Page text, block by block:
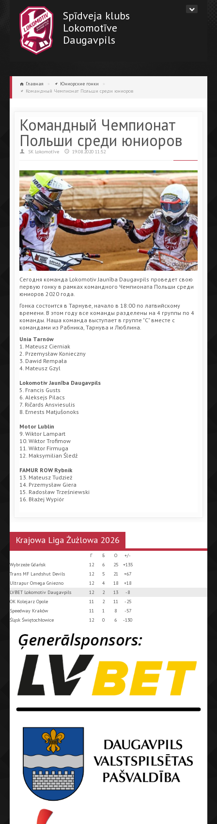
Spīdveja klubs
Lokomotīve
Daugavpils
Главная » Юниорские гонки
»
Командный Чемпионат Польши среди юниоров
Командный Чемпионат
Польши среди юниоров
SK Lokomotīve 19.08.2020 11:52
Сегодня команда Lokomotiv Jaunība Daugavpils проведет свою
первую гонку в рамках командного Чемпионата Польши среди
юниоров 2020 года.
Гонка состоится в Тарнуве, начало в 18:00 по латвийскому
времени. В этом году все команды разделены на 4 группы по 4
команды. Наша команда выступает в группе "C" вместе с
командами из Рабника, Тарнува и Люблина.
Unia Tarnów
1. Mateusz Cierniak
2. Przemysław Konieczny
3. Dawid Rempała
4. Mateusz Gzyl
Lokomotiv Jaunība Daugavpils
5. Francis Gusts
6. Aleksejs Pilacs
7. Ričards Ansviesulis
8. Ernests Matjušonoks
Motor Lublin
9. Wiktor Lampart
10. Wiktor Trofimow
11. Wiktor Firmuga
12. Maksymilian Śledź
FAMUR ROW Rybnik
13. Mateusz Tudzież
14. Przemysław Giera
15. Radosław Trześniewski
16. Błażej Wypiór
Krajowa Liga Żużlowa 2026
Г Б О
+/-
Wybrzeże Gdańsk
12 6 25
+135
Trans MF Landshut Devils
12 5 21
+67
Ultrapur Omega Gniezno
12 4 18
+18
LVBET Lokomotiv Daugavpils
12 2 13
-8
OK Kolejarz Opole
11 2 11
-25
Speedway Kraków
11 1 8
-57
Śląsk Świętochłowice
12 0 6 -130